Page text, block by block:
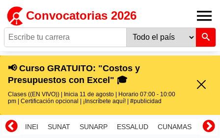
Convocatorias 2026
📢 Curso GRATUITO: "Costos y
Presupuestos con Excel" 🎓
Clases ((EN VIVO)) | Inicia 11 de agosto | Horario 07:00 - 10:00
pm | Certificación opcional | ¡Inscríbete aquí! | #publicidad
INEI SUNAT SUNARP ESSALUD CUNAMAS